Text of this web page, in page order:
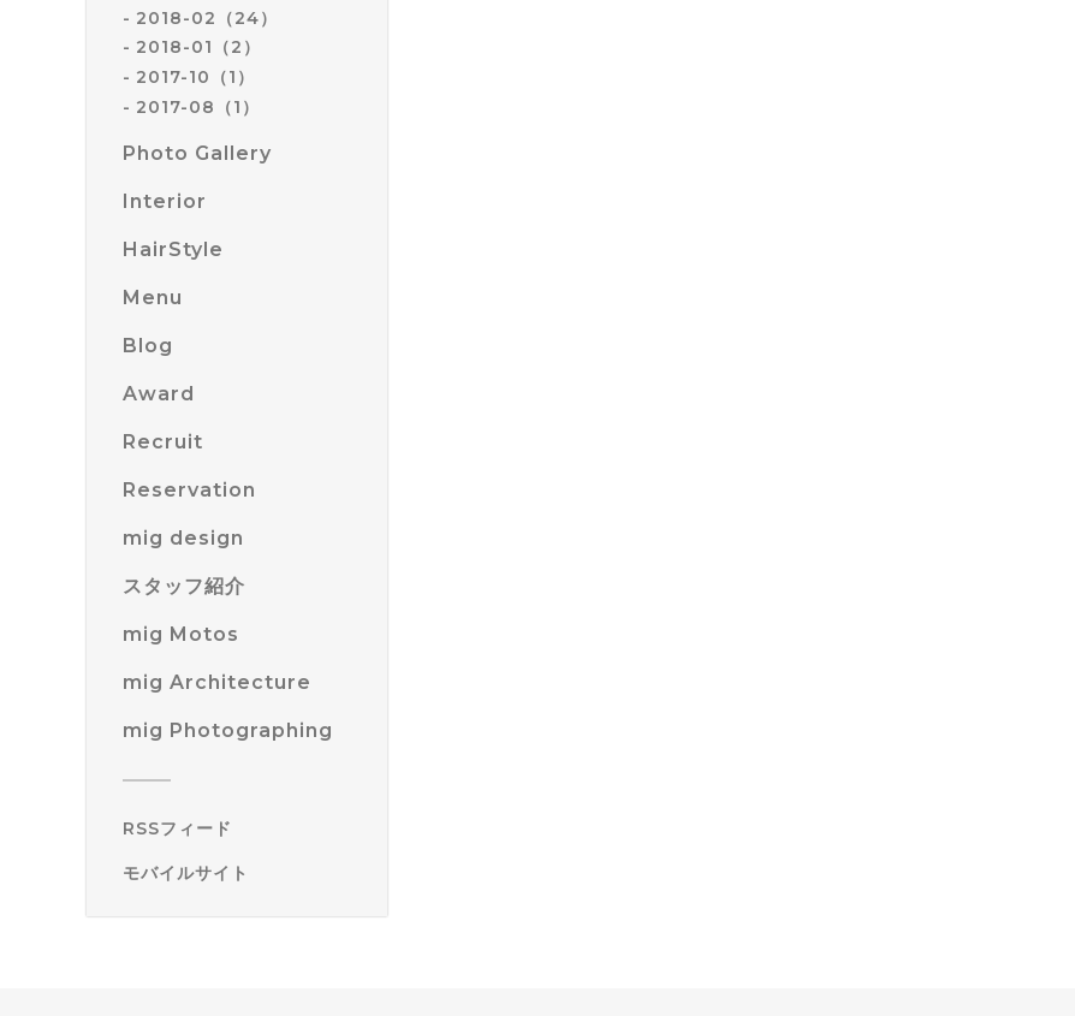
2018-02（24）
2018-01（2）
2017-10（1）
2017-08（1）
Photo Gallery
Interior
HairStyle
Menu
Blog
Award
Recruit
Reservation
mig design
スタッフ紹介
mig Motos
mig Architecture
mig Photographing
RSSフィード
モバイルサイト